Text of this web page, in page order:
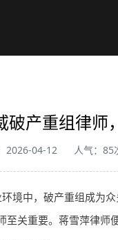
破产重组律师
2026-04-12 人气：85
境中，破产重组成为
至关重要。蒋雪萍律师